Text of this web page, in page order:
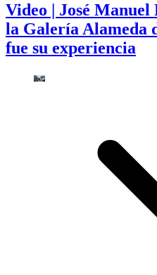
Video | José Manuel
la Galería Alameda
fue su experiencia